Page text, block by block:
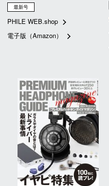
最新号
PHILE WEB.shop
電子版（Amazon）